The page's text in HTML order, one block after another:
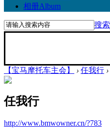
相册Album
搜索
【宝马摩托车主会】 › 任我行 ›
任我行
http://www.bmwowner.cn/?783